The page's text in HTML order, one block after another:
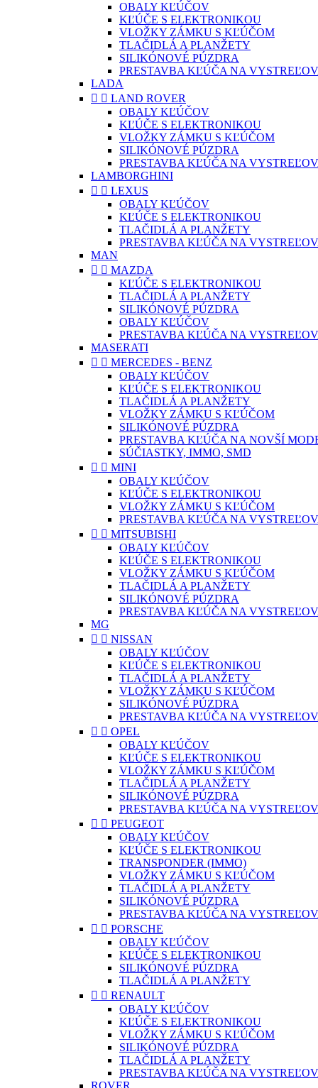
OBALY KĽÚČOV
KĽÚČE S ELEKTRONIKOU
VLOŽKY ZÁMKU S KĽÚČOM
TLAČIDLÁ A PLANŽETY
SILIKÓNOVÉ PÚZDRA
PRESTAVBA KĽÚČA NA
LADA
  LAND ROVER
OBALY KĽÚČOV
KĽÚČE S ELEKTRONIKOU
VLOŽKY ZÁMKU S KĽÚČOM
SILIKÓNOVÉ PÚZDRA
PRESTAVBA KĽÚČA NA
LAMBORGHINI
  LEXUS
OBALY KĽÚČOV
KĽÚČE S ELEKTRONIKOU
TLAČIDLÁ A PLANŽETY
PRESTAVBA KĽÚČA NA
MAN
  MAZDA
KĽÚČE S ELEKTRONIKOU
TLAČIDLÁ A PLANŽETY
SILIKÓNOVÉ PÚZDRA
OBALY KĽÚČOV
PRESTAVBA KĽÚČA NA
MASERATI
  MERCEDES - BENZ
OBALY KĽÚČOV
KĽÚČE S ELEKTRONIKOU
TLAČIDLÁ A PLANŽETY
VLOŽKY ZÁMKU S KĽÚČOM
SILIKÓNOVÉ PÚZDRA
PRESTAVBA KĽÚČA NA NOVŠÍ
SÚČIASTKY, IMMO, SMD
  MINI
OBALY KĽÚČOV
KĽÚČE S ELEKTRONIKOU
VLOŽKY ZÁMKU S KĽÚČOM
PRESTAVBA KĽÚČA NA
  MITSUBISHI
OBALY KĽÚČOV
KĽÚČE S ELEKTRONIKOU
VLOŽKY ZÁMKU S KĽÚČOM
TLAČIDLÁ A PLANŽETY
SILIKÓNOVÉ PÚZDRA
PRESTAVBA KĽÚČA NA
MG
  NISSAN
OBALY KĽÚČOV
KĽÚČE S ELEKTRONIKOU
TLAČIDLÁ A PLANŽETY
VLOŽKY ZÁMKU S KĽÚČOM
SILIKÓNOVÉ PÚZDRA
PRESTAVBA KĽÚČA NA
  OPEL
OBALY KĽÚČOV
KĽÚČE S ELEKTRONIKOU
VLOŽKY ZÁMKU S KĽÚČOM
TLAČIDLÁ A PLANŽETY
SILIKÓNOVÉ PÚZDRA
PRESTAVBA KĽÚČA NA
  PEUGEOT
OBALY KĽÚČOV
KĽÚČE S ELEKTRONIKOU
TRANSPONDER (IMMO)
VLOŽKY ZÁMKU S KĽÚČOM
TLAČIDLÁ A PLANŽETY
SILIKÓNOVÉ PÚZDRA
PRESTAVBA KĽÚČA NA
  PORSCHE
OBALY KĽÚČOV
KĽÚČE S ELEKTRONIKOU
SILIKÓNOVÉ PÚZDRA
TLAČIDLÁ A PLANŽETY
  RENAULT
OBALY KĽÚČOV
KĽÚČE S ELEKTRONIKOU
VLOŽKY ZÁMKU S KĽÚČOM
SILIKÓNOVÉ PÚZDRA
TLAČIDLÁ A PLANŽETY
PRESTAVBA KĽÚČA NA
ROVER